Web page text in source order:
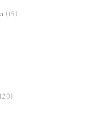
(15)